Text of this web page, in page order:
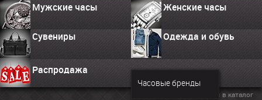
Мужские часы Женские часы
Сувениры Одежда и обувь
Распродажа
Часовые бренды
Вернуться в каталог